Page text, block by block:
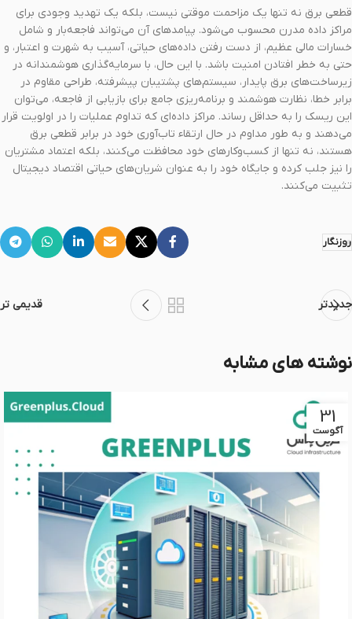
قطعی برق نه تنها یک مزاحمت موقتی نیست، بلکه یک تهدید وجودی برای
مراکز داده مدرن محسوب می‌شود. پیامدهای آن می‌تواند فاجعه‌بار و شامل
خسارات مالی عظیم، از دست رفتن داده‌های حیاتی، آسیب به شهرت و اعتبار، و
حتی به خطر افتادن امنیت باشد. با این حال، با سرمایه‌گذاری هوشمندانه در
زیرساخت‌های برق پایدار، سیستم‌های پشتیبان پیشرفته، طراحی مقاوم در
برابر خطا، نظارت هوشمند و برنامه‌ریزی جامع برای بازیابی از فاجعه، می‌توان
این ریسک را به حداقل رساند. مراکز داده‌ای که تداوم عملیات را در اولویت قرار
می‌دهند و به طور مداوم در حال ارتقاء تاب‌آوری خود در برابر قطعی برق
هستند، نه تنها از کسب‌وکارهای خود محافظت می‌کنند، بلکه اعتماد مشتریان
را نیز جلب کرده و جایگاه خود را به عنوان شریان‌های حیاتی اقتصاد دیجیتال
تثبیت می‌کنند.
روزنگار
جدیدتر قدیمی تر
نوشته های مشابه
31
آگوست